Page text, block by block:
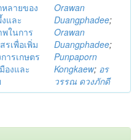
ลายของ
และ
ในการ
รเพื่อเพิ่ม
ารเกษตร
องและ
Orawan
Duangphadee;
Orawan
Duangphadee;
Punpaporn
Kongkaew; อร
วรรณ ดวงภักดี